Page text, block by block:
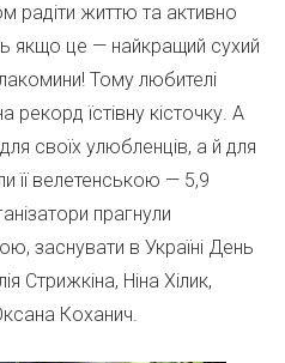
радіти життю та активно
якщо це — найкращий сухий
Тому любителі
рекорд їстівну кісточку. А
своїх улюбленців, а й для
її велетенською — 5,9
прагнули
заснувати в Україні День
Стрижкіна, Ніна Хілик,
Коханич.